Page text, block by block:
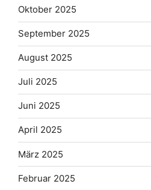
Oktober 2025
September 2025
August 2025
Juli 2025
Juni 2025
April 2025
März 2025
Februar 2025